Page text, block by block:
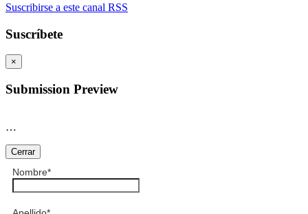
Suscribirse a este canal RSS
Suscríbete
×
Submission Preview
…
Cerrar
Nombre*